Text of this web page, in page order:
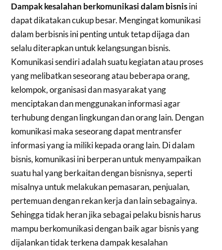
Dampak kesalahan berkomunikasi dalam bisnisini
dapat dikatakan cukup besar. Mengingat komunikasi
dalam berbisnis ini penting untuk tetap dijaga dan
selalu diterapkan untuk kelangsungan bisnis.
Komunikasi sendiri adalah suatu kegiatan atau proses
yang melibatkan seseorang atau beberapa orang,
kelompok, organisasi dan masyarakat yang
menciptakan dan menggunakan informasi agar
terhubung dengan lingkungan dan orang lain. Dengan
komunikasi maka seseorang dapat mentransfer
informasi yang ia miliki kepada orang lain. Di dalam
bisnis, komunikasi ini berperan untuk menyampaikan
suatu hal yang berkaitan dengan bisnisnya, seperti
misalnya untuk melakukan pemasaran, penjualan,
pertemuan dengan rekan kerja dan lain sebagainya.
Sehingga tidak heran jika sebagai pelaku bisnis harus
mampu berkomunikasi dengan baik agar bisnis yang
dijalankan tidak terkena dampak kesalahan